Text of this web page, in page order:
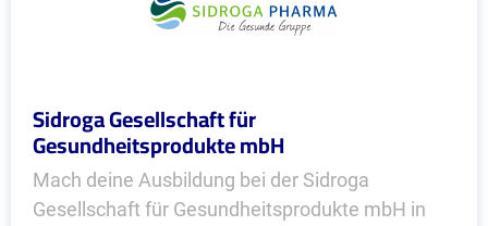
Sidroga Gesellschaft für
Gesundheitsprodukte mbH
Mach deine Ausbildung bei der Sidroga
Gesellschaft für Gesundheitsprodukte mbH in